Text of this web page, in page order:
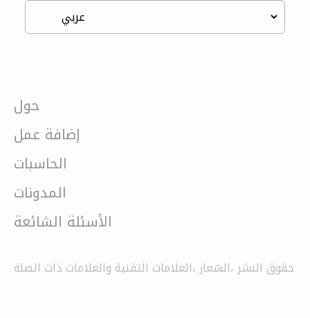
حول
إضافة عمل
الحاسبات
المدونات
الأسئلة الشائعة
حقوق النشر ،الشعار ،العلامات التقنية والعلامات ذات الصلة